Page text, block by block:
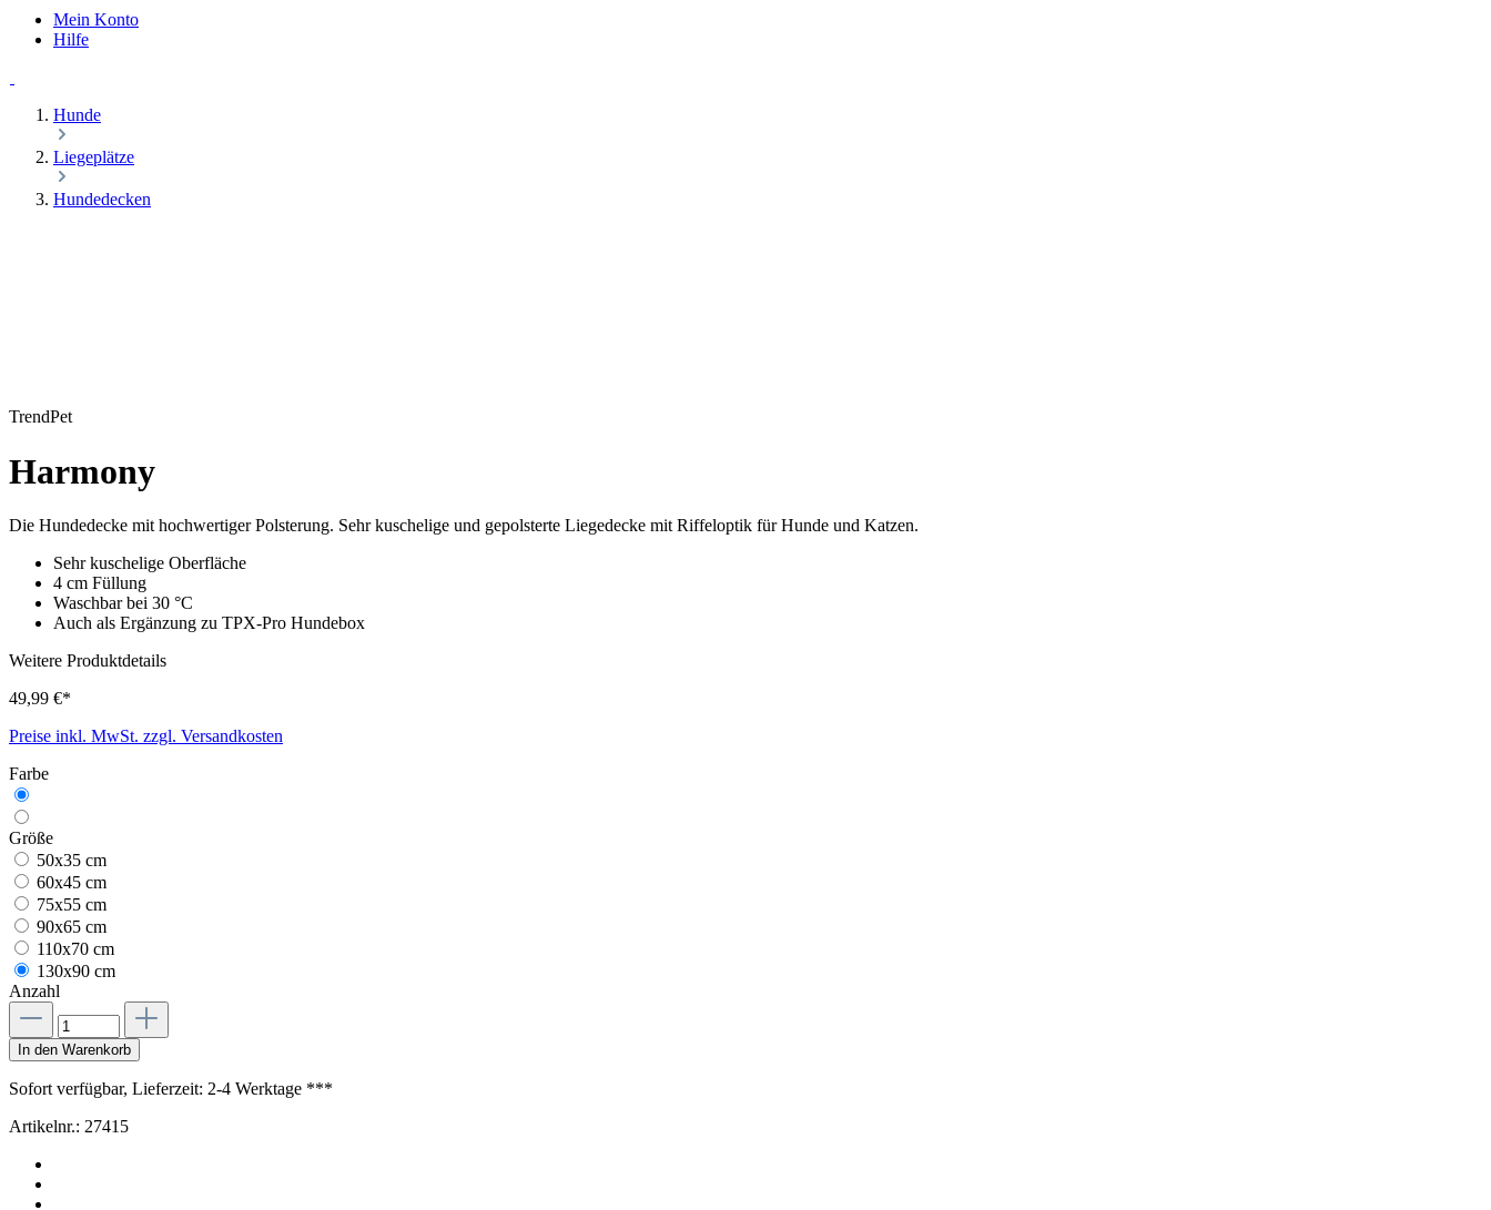
Mein Konto
Hilfe
Hunde
Liegeplätze
Hundedecken
TrendPet
Harmony
Die Hundedecke mit hochwertiger Polsterung. Sehr kuschelige und gepolsterte Liegedecke mit Riffeloptik für Hunde und Katzen.
Sehr kuschelige Oberfläche
4 cm Füllung
Waschbar bei 30 °C
Auch als Ergänzung zu TPX-Pro Hundebox
Weitere Produktdetails
49,99 €*
Preise inkl. MwSt. zzgl. Versandkosten
Farbe
Größe
50x35 cm
60x45 cm
75x55 cm
90x65 cm
110x70 cm
130x90 cm
Anzahl
In den Warenkorb
Sofort verfügbar, Lieferzeit: 2-4 Werktage ***
Artikelnr.: 27415